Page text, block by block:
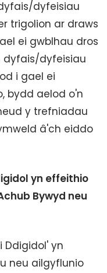
dyfeisiau
trigolion ar draws
ei gwblhau dros
dyfais/dyfeisiau
i gael ei
bydd aelod o'n
y trefniadau
â'ch eiddo
yn effeithio
Bywyd neu
Ddigidol' yn
neu ailgyflunio